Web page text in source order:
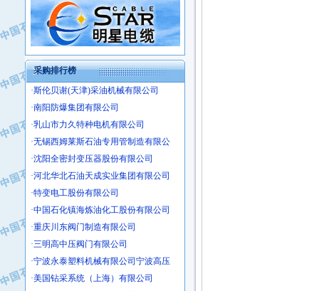
采购排行榜
·中国石油长庆油田分公司
·中国石油宁夏石化分公司
·山东墨龙石油机械股份有限公司
·大庆油田物资集团
·斯伦贝谢(天津)采油机械有限公司
·南阳防爆集团有限公司
·乳山市力久特种电机有限公司
·无锡西姆莱斯石油专用管制造有限公
·沈阳全密封变压器股份有限公司
·河北华北石油天成实业集团有限公司
·特变电工股份有限公司
·中国石化镇海炼油化工股份有限公司
·重庆川东阀门制造有限公司
·三明高中压阀门有限公司
·宁波永泰塑料机械有限公司宁波高压
·美国钻采系统（上海）有限公司
·上海人民企业集团有限公司